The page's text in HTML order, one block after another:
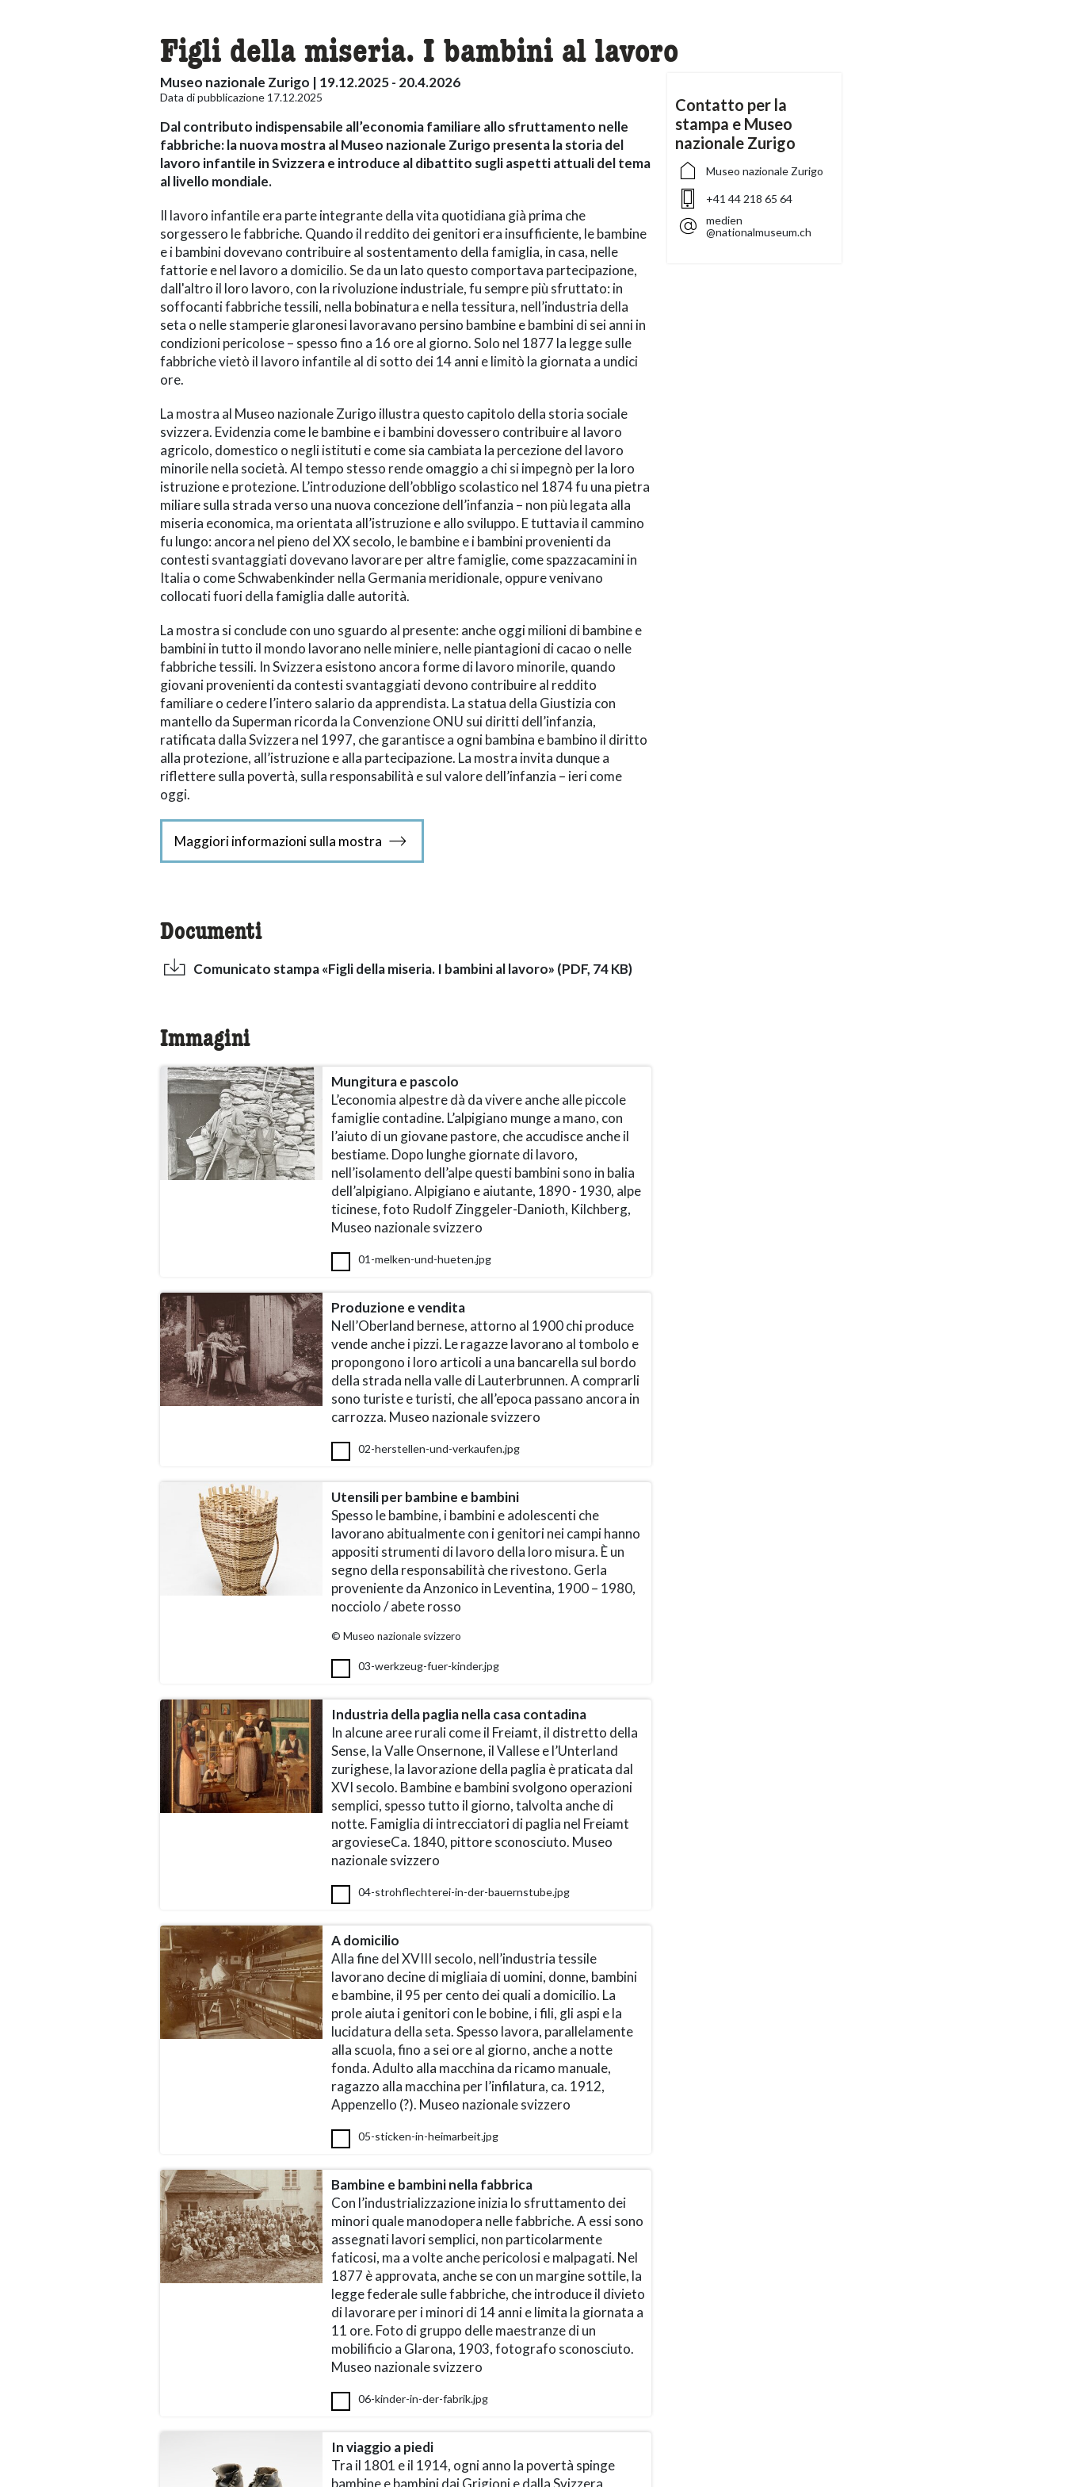
Figli della miseria. I bambini al lavoro
Museo nazionale Zurigo | 19.12.2025 - 20.4.2026
Data di pubblicazione 17.12.2025
Dal contributo indispensabile all’economia familiare allo sfruttamento nelle
fabbriche:la nuova mostra al Museo nazionale Zurigo presenta la storia del
lavoro infantile in Svizzera e introduce al dibattito sugli aspetti attuali del tema
al livello mondiale.
Il lavoro infantile era parte integrante della vita quotidiana già prima che
sorgessero le fabbriche. Quando il reddito dei genitori era insufficiente, le bambine
e i bambini dovevano contribuire al sostentamento della famiglia, in casa, nelle
fattorie e nel lavoro a domicilio. Se da un lato questo comportava partecipazione,
dall'altro il loro lavoro, con la rivoluzione industriale, fu sempre più sfruttato: in
soffocanti fabbriche tessili, nella bobinatura e nella tessitura, nell’industria della
seta o nelle stamperie glaronesi lavoravano persino bambine e bambini di sei anni in
condizioni pericolose – spesso fino a 16 ore al giorno. Solo nel 1877 la legge sulle
fabbriche vietò il lavoro infantile al di sotto dei 14 anni e limitò la giornata a undici
ore.
La mostra al Museo nazionale Zurigo illustra questo capitolo della storia sociale
svizzera. Evidenzia come le bambine e i bambini dovessero contribuire al lavoro
agricolo, domestico o negli istituti e come sia cambiata la percezione del lavoro
minorile nella società. Al tempo stesso rende omaggio a chi si impegnò per la loro
istruzione e protezione. L’introduzione dell’obbligo scolastico nel 1874 fu una pietra
miliare sulla strada verso una nuova concezione dell’infanzia – non più legata alla
miseria economica, ma orientata all’istruzione e allo sviluppo. E tuttavia il cammino
fu lungo: ancora nel pieno del XX secolo, le bambine e i bambini provenienti da
contesti svantaggiati dovevano lavorare per altre famiglie, come spazzacamini in
Italia o come Schwabenkinder nella Germania meridionale, oppure venivano
collocati fuori della famiglia dalle autorità.
La mostra si conclude con uno sguardo al presente: anche oggi milioni di bambine e
bambini in tutto il mondo lavorano nelle miniere, nelle piantagioni di cacao o nelle
fabbriche tessili. In Svizzera esistono ancora forme di lavoro minorile, quando
giovani provenienti da contesti svantaggiati devono contribuire al reddito
familiare o cedere l’intero salario da apprendista. La statua della Giustizia con
mantello da Superman ricorda la Convenzione ONU sui diritti dell’infanzia,
ratificata dalla Svizzera nel 1997, che garantisce a ogni bambina e bambino il diritto
alla protezione, all’istruzione e alla partecipazione. La mostra invita dunque a
riflettere sulla povertà, sulla responsabilità e sul valore dell’infanzia – ieri come
oggi.
Maggiori informazioni sulla mostra
Documenti
Comunicato stampa «Figli della miseria. I bambini al lavoro» (PDF, 74 KB)
Immagini
Mungitura e pascolo
L’economia alpestre dà da vivere anche alle piccole
famiglie contadine. L’alpigiano munge a mano, con
l’aiuto di un giovane pastore, che accudisce anche il
bestiame. Dopo lunghe giornate di lavoro,
nell’isolamento dell’alpe questi bambini sono in balia
dell’alpigiano. Alpigiano e aiutante, 1890 - 1930, alpe
ticinese, foto Rudolf Zinggeler-Danioth, Kilchberg,
Museo nazionale svizzero
01-melken-und-hueten.jpg
Produzione e vendita
Nell’Oberland bernese, attorno al 1900 chi produce
vende anche i pizzi. Le ragazze lavorano al tombolo e
propongono i loro articoli a una bancarella sul bordo
della strada nella valle di Lauterbrunnen. A comprarli
sono turiste e turisti, che all’epoca passano ancora in
carrozza. Museo nazionale svizzero
02-herstellen-und-verkaufen.jpg
Utensili per bambine e bambini
Spesso le bambine, i bambini e adolescenti che
lavorano abitualmente con i genitori nei campi hanno
appositi strumenti di lavoro della loro misura. È un
segno della responsabilità che rivestono. Gerla
proveniente da Anzonico in Leventina, 1900 – 1980,
nocciolo / abete rosso
© Museo nazionale svizzero
03-werkzeug-fuer-kinder.jpg
Industria della paglia nella casa contadina
In alcune aree rurali come il Freiamt, il distretto della
Sense, la Valle Onsernone, il Vallese e l’Unterland
zurighese, la lavorazione della paglia è praticata dal
XVI secolo. Bambine e bambini svolgono operazioni
semplici, spesso tutto il giorno, talvolta anche di
notte. Famiglia di intrecciatori di paglia nel Freiamt
argovieseCa. 1840, pittore sconosciuto. Museo
nazionale svizzero
04-strohflechterei-in-der-bauernstube.jpg
A domicilio
Alla fine del XVIII secolo, nell’industria tessile
lavorano decine di migliaia di uomini, donne, bambini
e bambine, il 95 per cento dei quali a domicilio. La
prole aiuta i genitori con le bobine, i fili, gli aspi e la
lucidatura della seta. Spesso lavora, parallelamente
alla scuola, fino a sei ore al giorno, anche a notte
fonda. Adulto alla macchina da ricamo manuale,
ragazzo alla macchina per l’infilatura, ca. 1912,
Appenzello (?). Museo nazionale svizzero
05-sticken-in-heimarbeit.jpg
Bambine e bambini nella fabbrica
Con l’industrializzazione inizia lo sfruttamento dei
minori quale manodopera nelle fabbriche. A essi sono
assegnati lavori semplici, non particolarmente
faticosi, ma a volte anche pericolosi e malpagati. Nel
1877 è approvata, anche se con un margine sottile, la
legge federale sulle fabbriche, che introduce il divieto
di lavorare per i minori di 14 anni e limita la giornata a
11 ore. Foto di gruppo delle maestranze di un
mobilificio a Glarona, 1903, fotografo sconosciuto.
Museo nazionale svizzero
06-kinder-in-der-fabrik.jpg
In viaggio a piedi
Tra il 1801 e il 1914, ogni anno la povertà spinge
bambine e bambini dai Grigioni e dalla Svizzera
Contatto per la
stampa e Museo
nazionale Zurigo
Museo nazionale Zurigo
+41 44 218 65 64
medien
@nationalmuseum.ch